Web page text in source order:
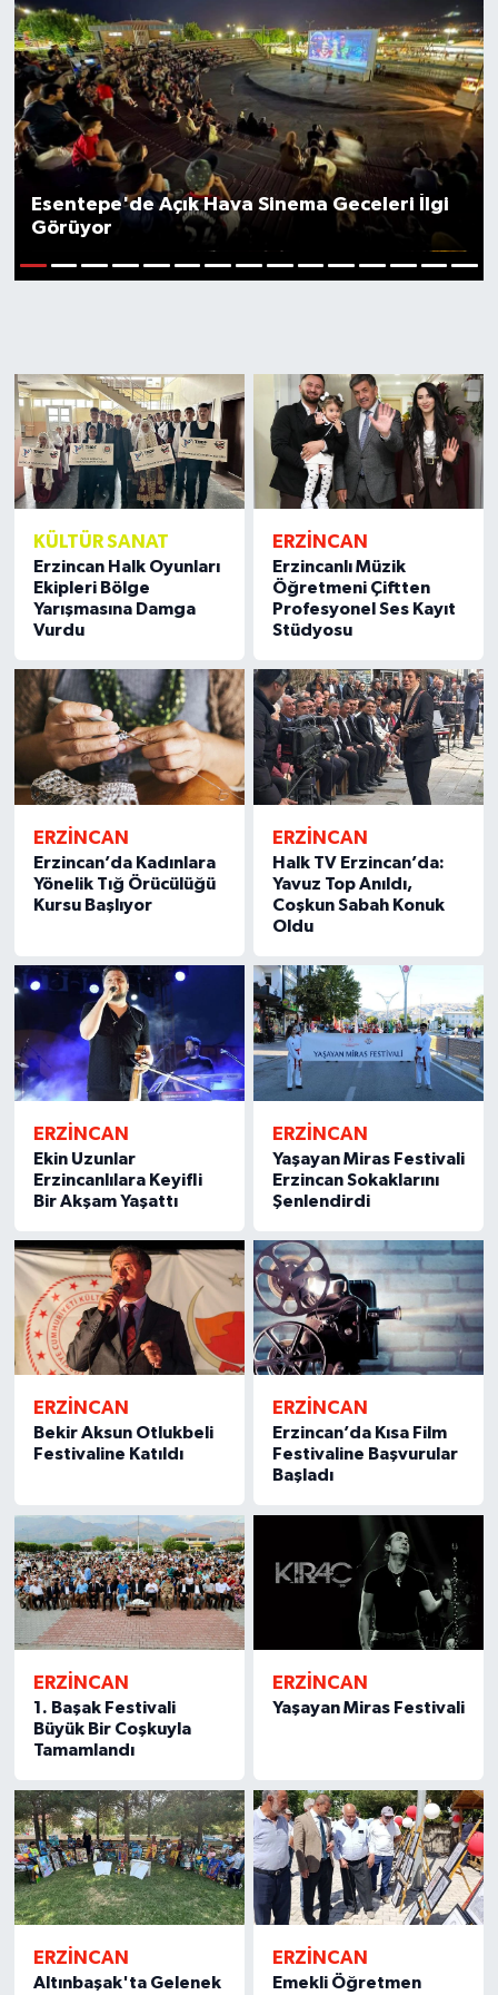
Esentepe'de Açık Hava Sinema Geceleri İlgi
Görüyor
KÜLTÜR SANAT
Erzincan Halk Oyunları
Ekipleri Bölge
Yarışmasına Damga
Vurdu
ERZİNCAN
Erzincanlı Müzik
Öğretmeni Çiftten
Profesyonel Ses Kayıt
Stüdyosu
ERZİNCAN
Erzincan’da Kadınlara
Yönelik Tığ Örücülüğü
Kursu Başlıyor
ERZİNCAN
Halk TV Erzincan’da:
Yavuz Top Anıldı,
Coşkun Sabah Konuk
Oldu
ERZİNCAN
Ekin Uzunlar
Erzincanlılara Keyifli
Bir Akşam Yaşattı
ERZİNCAN
Yaşayan Miras Festivali
Erzincan Sokaklarını
Şenlendirdi
ERZİNCAN
Bekir Aksun Otlukbeli
Festivaline Katıldı
ERZİNCAN
Erzincan’da Kısa Film
Festivaline Başvurular
Başladı
ERZİNCAN
1. Başak Festivali
Büyük Bir Coşkuyla
Tamamlandı
ERZİNCAN
Yaşayan Miras Festivali
ERZİNCAN
Altınbaşak'ta Gelenek
ERZİNCAN
Emekli Öğretmen